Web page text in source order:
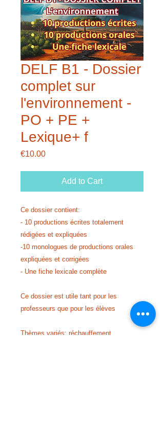
DELF B1 - Dossier
complet sur
l'environnement -
PO + PE +
Lexique+ f
€10.00Price
Add to Cart
Ce dossier contient:
- 10 productions écrites totalement
rédigées et expliquées
-10 monologues de productions orales
expliquées et corrigées
- Une fiche lexicale complète
Ce dossier est utile tant pour les
professeurs que pour les élèves
Thèmes variés: réchauffement